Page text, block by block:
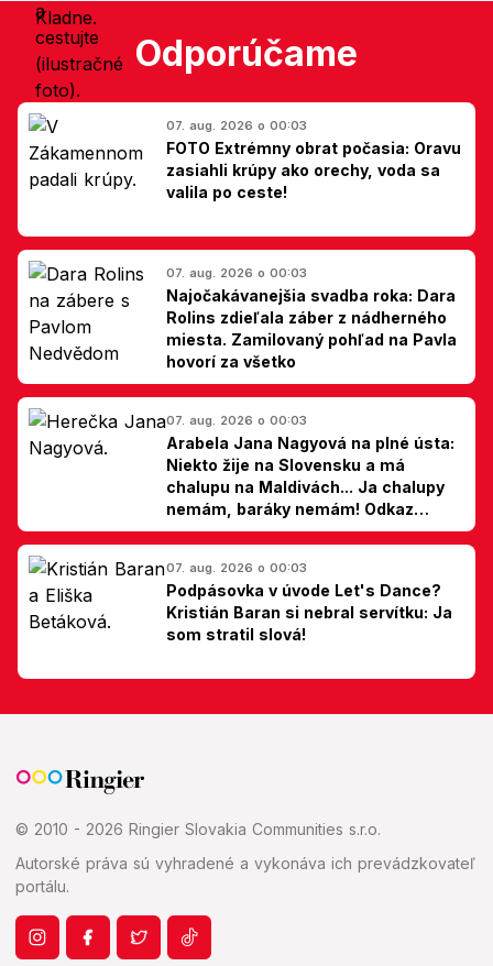
Odporúčame
07. aug. 2026 o 00:03
FOTO Extrémny obrat počasia: Oravu
zasiahli krúpy ako orechy, voda sa
valila po ceste!
07. aug. 2026 o 00:03
Najočakávanejšia svadba roka: Dara
Rolins zdieľala záber z nádherného
miesta. Zamilovaný pohľad na Pavla
hovorí za všetko
07. aug. 2026 o 00:03
Arabela Jana Nagyová na plné ústa:
Niekto žije na Slovensku a má
chalupu na Maldivách... Ja chalupy
nemám, baráky nemám! Odkaz
Slovákom
07. aug. 2026 o 00:03
Podpásovka v úvode Let's Dance?
Kristián Baran si nebral servítku: Ja
som stratil slová!
© 2010 - 2026 Ringier Slovakia Communities s.r.o.
Autorské práva sú vyhradené a vykonáva ich prevádzkovateľ
portálu.